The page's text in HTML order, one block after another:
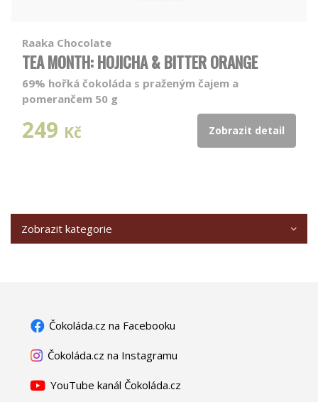
Raaka Chocolate
TEA MONTH: HOJICHA & BITTER ORANGE
69% hořká čokoláda s praženým čajem a
pomerančem 50 g
249 Kč Zobrazit detail
Zobrazit kategorie
Čokoláda.cz na Facebooku
Čokoláda.cz na Instagramu
YouTube kanál Čokoláda.cz